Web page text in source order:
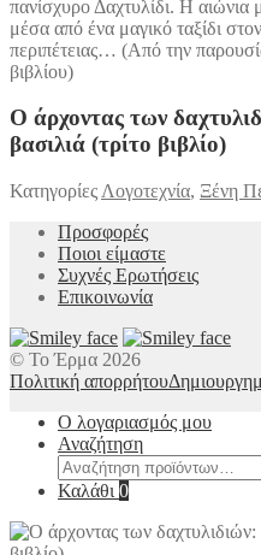
πανίσχυρο Δαχτυλίδι. Η
μέσα από ένα μαγικό ταξίδι
περιπέτειας… (Από την
βιβλίου)
Ο άρχοντας των
βασιλιά (τρίτο βιβλίο)
Κατηγορίες Λογοτεχνία, Ξένη
Προσφορές
Ποιοι είμαστε
Συχνές Ερωτήσεις
Επικοινωνία
© Το Έρμα 2026
Πολιτική απορρήτου
Ο λογαριασμός μου
Αναζήτηση
Αναζήτηση
για:
Καλάθι 0